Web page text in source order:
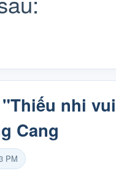
nhi
Cang
PM